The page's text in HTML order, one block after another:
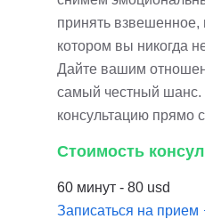
принять
котором вы никогда
Дайте вашим
самый честный шанс.
консультацию прямо
Стоимость
60 минут - 80 usd
Записаться на прием